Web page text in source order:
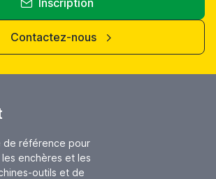
Inscription
Contactez-nous
de référence pour
enchères et les
outils et de